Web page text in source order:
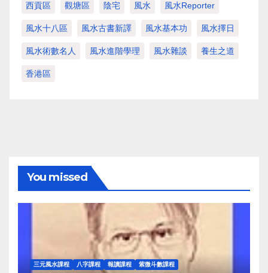
西貢區 觀塘區 陰宅 風水 風水Reporter
風水十八區 風水古書新譯 風水基本功 風水擇日
風水術數名人 風水進階學理 風水雜談 養生之道
香港區
You missed
三元風水課程 八字課程 報讀課程 紫微斗數課程